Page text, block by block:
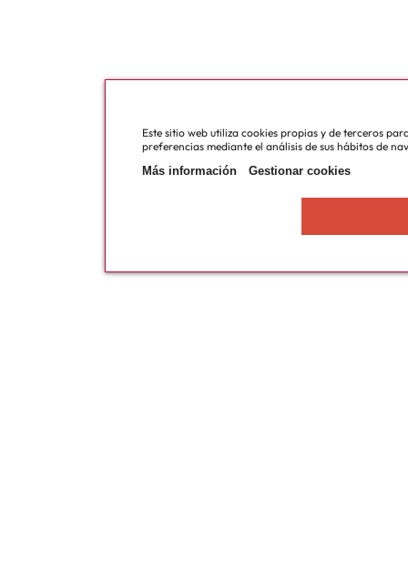
Este sitio web utiliza cookies propias y de terceros
preferencias mediante el análisis de sus hábitos de
Más información
Gestionar cookies